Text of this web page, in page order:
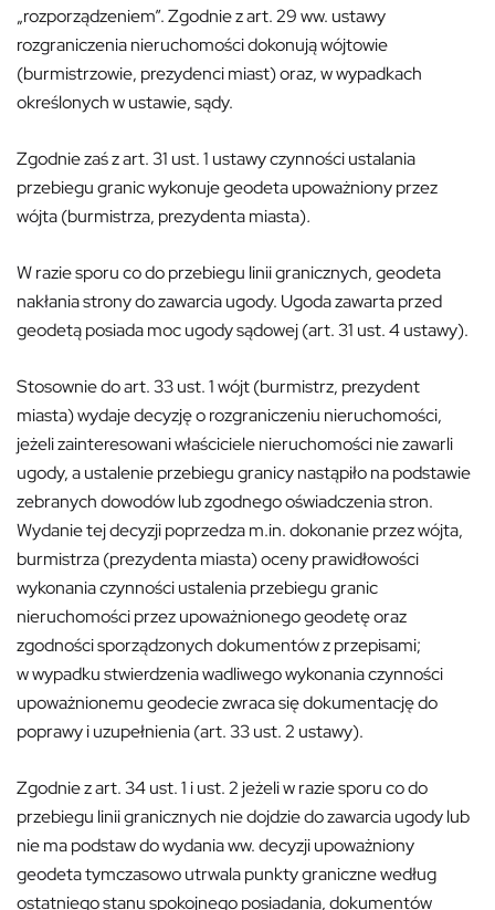
„rozporządzeniem”. Zgodnie z art. 29 ww. ustawy
rozgraniczenia nieruchomości dokonują wójtowie
(burmistrzowie, prezydenci miast) oraz, w wypadkach
określonych w ustawie, sądy.
Zgodnie zaś z art. 31 ust. 1 ustawy czynności ustalania
przebiegu granic wykonuje geodeta upoważniony przez
wójta (burmistrza, prezydenta miasta).
W razie sporu co do przebiegu linii granicznych, geodeta
nakłania strony do zawarcia ugody. Ugoda zawarta przed
geodetą posiada moc ugody sądowej (art. 31 ust. 4 ustawy).
Stosownie do art. 33 ust. 1 wójt (burmistrz, prezydent
miasta) wydaje decyzję o rozgraniczeniu nieruchomości,
jeżeli zainteresowani właściciele nieruchomości nie zawarli
ugody, a ustalenie przebiegu granicy nastąpiło na podstawie
zebranych dowodów lub zgodnego oświadczenia stron.
Wydanie tej decyzji poprzedza m.in. dokonanie przez wójta,
burmistrza (prezydenta miasta) oceny prawidłowości
wykonania czynności ustalenia przebiegu granic
nieruchomości przez upoważnionego geodetę oraz
zgodności sporządzonych dokumentów z przepisami;
w wypadku stwierdzenia wadliwego wykonania czynności
upoważnionemu geodecie zwraca się dokumentację do
poprawy i uzupełnienia (art. 33 ust. 2 ustawy).
Zgodnie z art. 34 ust. 1 i ust. 2 jeżeli w razie sporu co do
przebiegu linii granicznych nie dojdzie do zawarcia ugody lub
nie ma podstaw do wydania ww. decyzji upoważniony
geodeta tymczasowo utrwala punkty graniczne według
ostatniego stanu spokojnego posiadania, dokumentów